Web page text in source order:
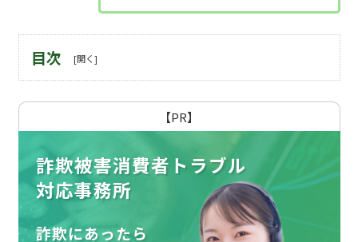
目次
【PR】
詐欺被害消費者トラブル
対応事務所
詐欺にあったら